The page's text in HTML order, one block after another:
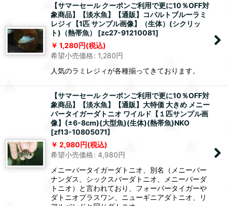
【サマーセール クーポンご利用で更に10％OFF対
象商品】【淡水魚】【通販】コバルトブルーラミ
レジィ【1匹 サンプル画像】（生体）(シクリッ
ト)（熱帯魚）
[zc27-91210081]
1,280円(税込)
希望小売価格: 1,280円
人気のラミレジィが各種揃ってきております。
【サマーセール クーポンご利用で更に10％OFF対
象商品】【淡水魚】【通販】大特価 大きめ メニー
バータイガーダトニオ ワイルド【１匹サンプル画
像】(±6-8cm)(大型魚)(生体)(熱帯魚)NKO
[zf13-10805071]
2,980円(税込)
希望小売価格: 4,980円
メニーバータイガーダトニオ、別名（メニーバー
ナンダス、シックスバーダトニオ、メニーバーダ
トニオ）と言われており、フォーバータイガーや
ダトニオプラスワン、ニューギニアダトニオ、リ